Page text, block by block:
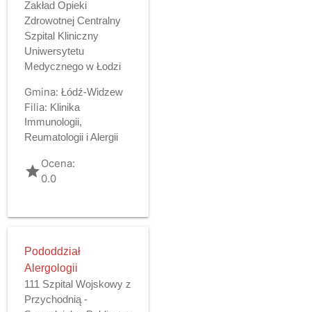
Zakład Opieki
Zdrowotnej Centralny
Szpital Kliniczny
Uniwersytetu
Medycznego w Łodzi
Gmina: Łódź-Widzew
Filia: Klinika
Immunologii,
Reumatologii i Alergii
gradeOcena:
0.0
Pododdział
Alergologii
111 Szpital Wojskowy z
Przychodnią -